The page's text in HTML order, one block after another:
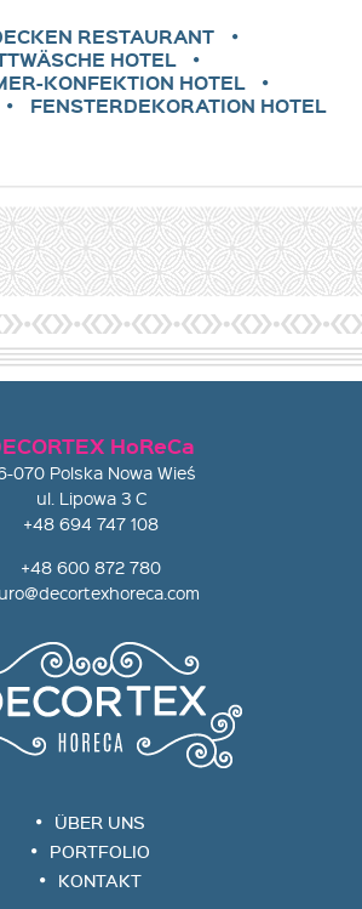
RESTAURANT
HOTEL
KONFEKTION HOTEL
FENSTERDEKORATION HOTEL
HoReCa
070 Polska Nowa Wieś
ul. Lipowa 3 C
+48 694 747 108
+48 600 872 780
ÜBER UNS
PORTFOLIO
KONTAKT